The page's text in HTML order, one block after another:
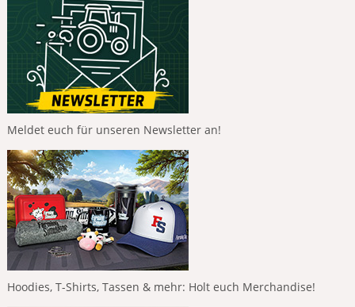
Meldet euch für unseren Newsletter an!
Hoodies, T-Shirts, Tassen & mehr: Holt euch Merchandise!